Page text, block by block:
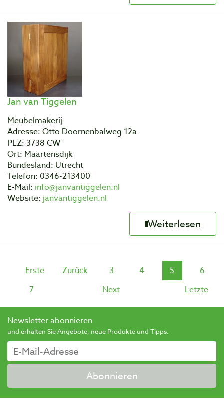
Jan van Tiggelen
Meubelmakerij
Adresse: Otto Doornenbalweg 12a
PLZ: 3738 CW
Ort: Maartensdijk
Bundesland: Utrecht
Telefon: 0346-213400
E-Mail: info@janvantiggelen.nl
Website: janvantiggelen.nl
Weiterlesen
Erste Zurück 3 4 5
6
7
Next Letzte
Newsletter abonnieren
und erhalten Sie Angebote, neue Produkte und Tipps.
Abonnieren